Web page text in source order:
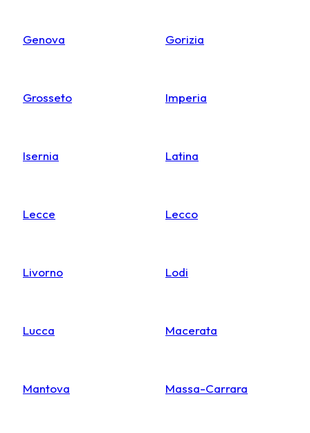
Genova Gorizia
Grosseto Imperia
Isernia Latina
Lecce Lecco
Livorno Lodi
Lucca Macerata
Mantova Massa-Carrara